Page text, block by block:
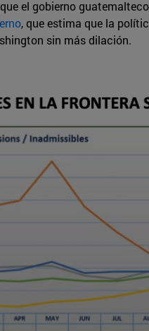
el gobierno
, que estima que la
sin más dilación.